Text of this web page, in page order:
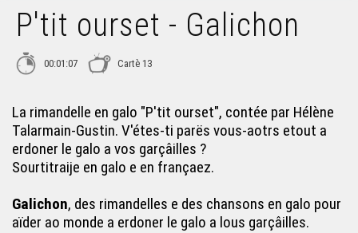
Monsieu Peûçot - Galichon
Monsieu le Limâ - Galichon
P'tit ourset - Galichon
00:01:07 Cartè 13
La rimandelle en galo "P'tit ourset", contée par Hélène
Talarmain-Gustin. V'étes-ti parës vous-aotrs etout a
erdoner le galo a vos garçâilles ?
Sourtitraije en galo e en françaez.
Galichon, des rimandelles e des chansons en galo pour
aïder ao monde a erdoner le galo a lous garçâilles.